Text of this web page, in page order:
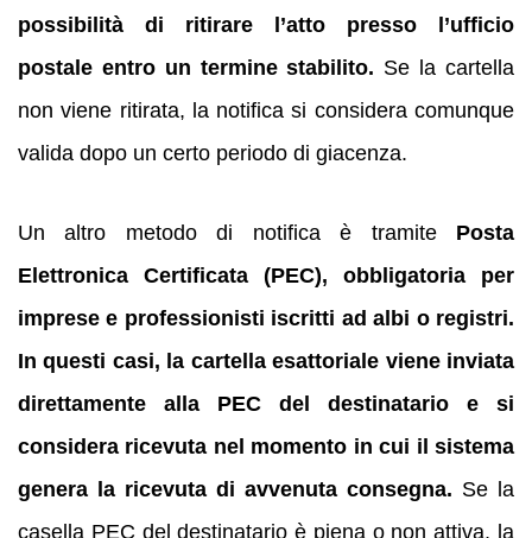
possibilità di ritirare l’atto presso l’ufficio
postale entro un termine stabilito. Se la cartella
non viene ritirata, la notifica si considera comunque
valida dopo un certo periodo di giacenza.
Un altro metodo di notifica è tramite Posta
Elettronica Certificata (PEC), obbligatoria per
imprese e professionisti iscritti ad albi o registri.
In questi casi, la cartella esattoriale viene inviata
direttamente alla PEC del destinatario e si
considera ricevuta nel momento in cui il sistema
genera la ricevuta di avvenuta consegna. Se la
casella PEC del destinatario è piena o non attiva, la